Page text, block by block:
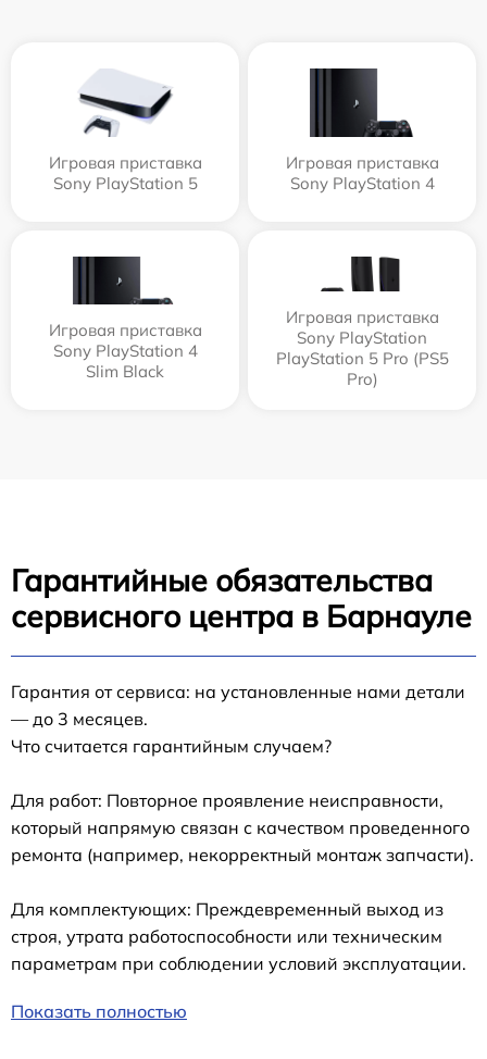
Игровая приставка
Sony PlayStation 5
Игровая приставка
Sony PlayStation 4
Игровая приставка
Sony PlayStation 4
Slim Black
Игровая приставка
Sony PlayStation
PlayStation 5 Pro (PS5
Pro)
Гарантийные обязательства
сервисного центра в Барнауле
Гарантия от сервиса: на установленные нами детали
— до 3 месяцев.
Что считается гарантийным случаем?
Для работ: Повторное проявление неисправности,
который напрямую связан с качеством проведенного
ремонта (например, некорректный монтаж запчасти).
Для комплектующих: Преждевременный выход из
строя, утрата работоспособности или техническим
параметрам при соблюдении условий эксплуатации.
Показать полностью